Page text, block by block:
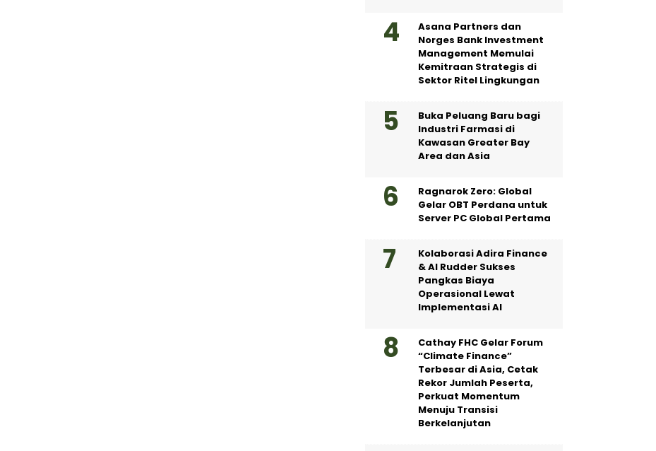
Asana Partners dan
Norges Bank Investment
Management Memulai
Kemitraan Strategis di
Sektor Ritel Lingkungan
Buka Peluang Baru bagi
Industri Farmasi di
Kawasan Greater Bay
Area dan Asia
Ragnarok Zero: Global
Gelar OBT Perdana untuk
Server PC Global Pertama
Kolaborasi Adira Finance
& AI Rudder Sukses
Pangkas Biaya
Operasional Lewat
Implementasi AI
Cathay FHC Gelar Forum
“Climate Finance”
Terbesar di Asia, Cetak
Rekor Jumlah Peserta,
Perkuat Momentum
Menuju Transisi
Berkelanjutan